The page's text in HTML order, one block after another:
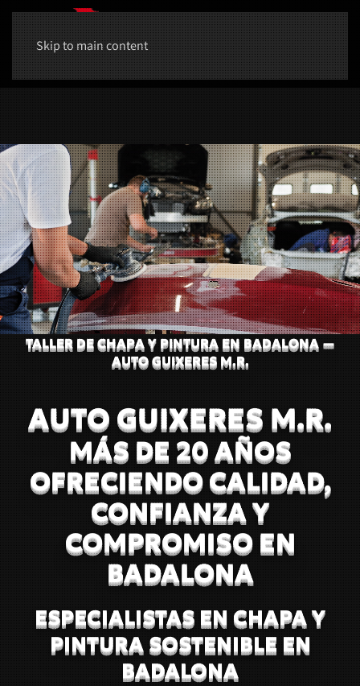
Skip to main content
TALLER DE CHAPA Y PINTURA EN BADALONA —
AUTO GUIXERES M.R.
AUTO GUIXERES M.R.
MÁS DE 20 AÑOS
OFRECIENDO CALIDAD,
CONFIANZA Y
COMPROMISO EN
BADALONA
ESPECIALISTAS EN CHAPA Y
PINTURA SOSTENIBLE EN
BADALONA